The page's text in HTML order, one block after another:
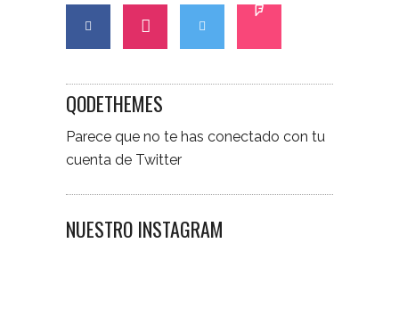
QODETHEMES
Parece que no te has conectado con tu
cuenta de Twitter
NUESTRO INSTAGRAM